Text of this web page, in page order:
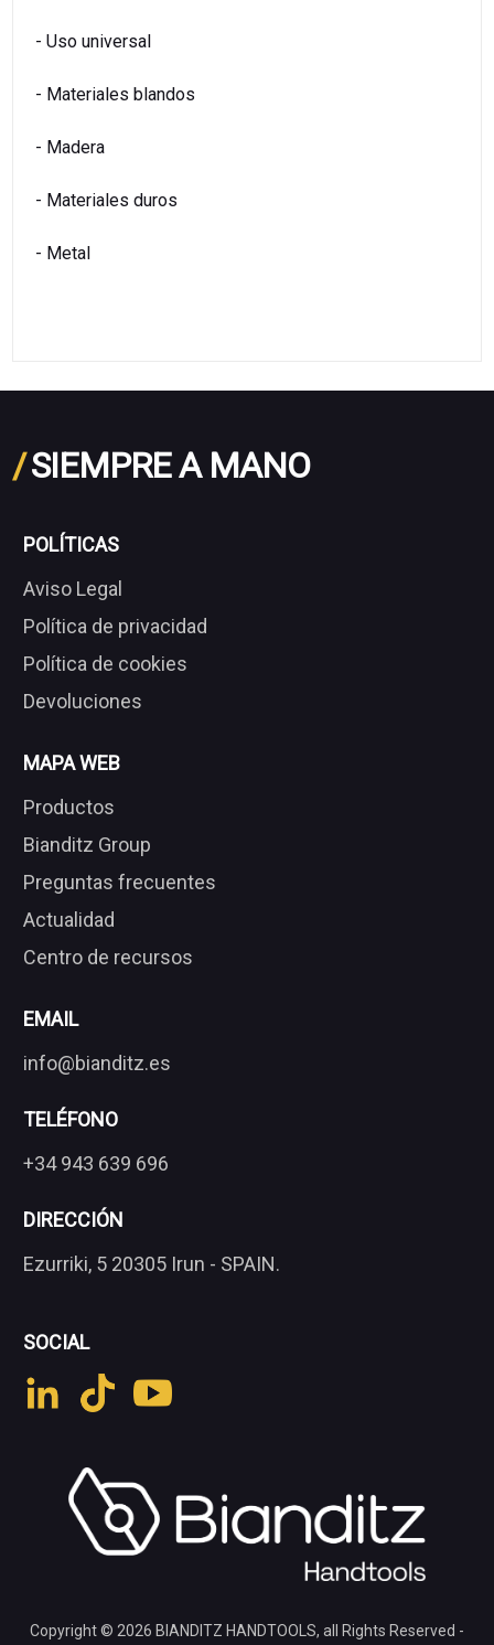
- Uso universal
- Materiales blandos
- Madera
- Materiales duros
- Metal
/SIEMPRE A MANO
POLÍTICAS
Aviso Legal
Política de privacidad
Política de cookies
Devoluciones
MAPA WEB
Productos
Bianditz Group
Preguntas frecuentes
Actualidad
Centro de recursos
EMAIL
info@bianditz.es
TELÉFONO
+34 943 639 696
DIRECCIÓN
Ezurriki, 5 20305 Irun - SPAIN.
SOCIAL
Copyright © 2026 BIANDITZ HANDTOOLS, all Rights Reserved -